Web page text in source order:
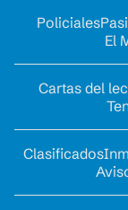
Policiales
El
Cartas del
Clasificados